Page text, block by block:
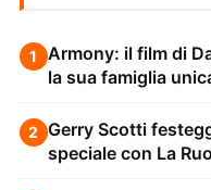
1
Armony: il film di
la sua famiglia
2 Gerry Scotti
speciale con La